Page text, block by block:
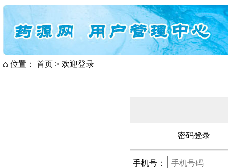
位置： 首页 > 欢迎登录
密码登录
手机号：